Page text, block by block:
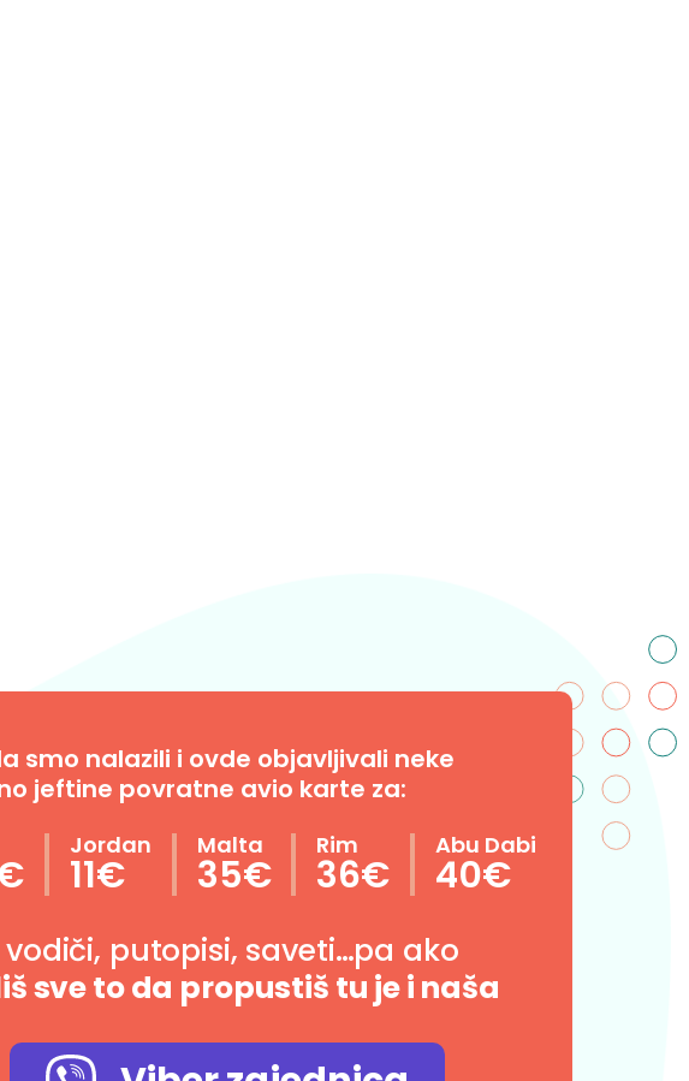
smo nalazili i ovde objavljivali neke
jeftine povratne avio karte za:
Jordan
11€
Malta
35€
Rim
36€
Abu Dabi
40€
vodiči, putopisi, saveti…pa ako
sve to da propustiš tu je i naša